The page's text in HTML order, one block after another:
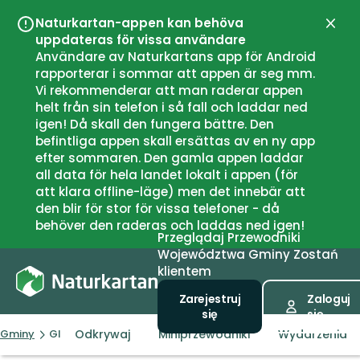
Naturkartan-appen kan behöva
uppdateras för vissa användare
Användare av Naturkartans app för Android
rapporterar i sommar att appen är seg mm.
Vi rekommenderar att man raderar appen
helt från sin telefon i så fall och laddar ned
igen! Då skall den fungera bättre. Den
befintliga appen skall ersättas av en ny app
efter sommaren. Den gamla appen laddar
all data för hela landet lokalt i appen (för
att klara offline-läge) men det innebär att
den blir för stor för vissa telefoner - då
behöver den raderas och laddas ned igen!
Przeglądaj Przewodniki
Województwa Gminy Zostań
klientem
Zarejestruj
się
Zaloguj
się
Gminy GloppenOdkrywaj Miniprzewodniki Wydarzenia